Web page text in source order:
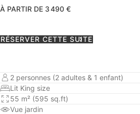
À PARTIR DE 3 490 €
RÉSERVER CETTE SUITE
2 personnes (2 adultes & 1 enfant)
Lit King size
55 m² (595 sq.ft)
Vue jardin